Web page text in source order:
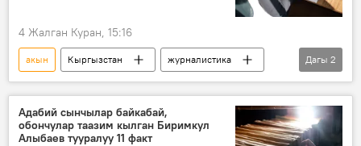
4 Жалган Куран, 15:16
акын Кыргызстан
журналистика
жазуучу
Салтанат Аманова
Дагы 2
Адабий сынчылар байкабай,
обончулар таазим кылган Биримкул
Алыбаев тууралуу 11 факт